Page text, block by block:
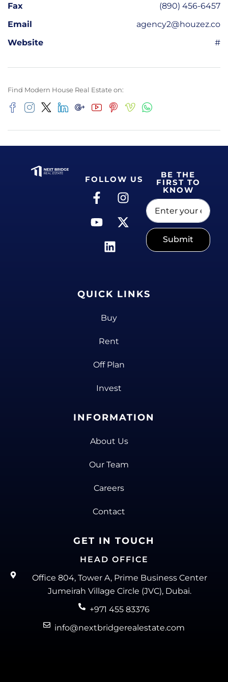
Fax
(890) 456-6457
Email
agency2@houzez.co
Website
#
Find Modern House Real Estate on:
FOLLOW US BE THE
FIRST TO
KNOW
Submit
QUICK LINKS
Buy
Rent
Off Plan
Invest
INFORMATION
About Us
Our Team
Careers
Contact
GET IN TOUCH
HEAD OFFICE
Office 804, Tower A, Prime Business Center
Jumeirah Village Circle (JVC), Dubai.
+971 455 83376
info@nextbridgerealestate.com